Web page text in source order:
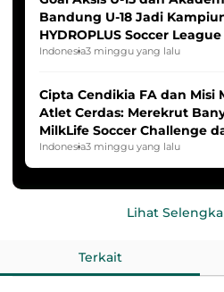
Bandung U-18 Jadi
HYDROPLUS Soccer
2025/2026
Indonesia3 minggu yang lalu
Cipta Cendikia FA dan Misi
Atlet Cerdas: Merekrut
MilkLife Soccer Challenge
HYDROPLUS Soccer League
Indonesia3 minggu yang lalu
Lihat
Terkait